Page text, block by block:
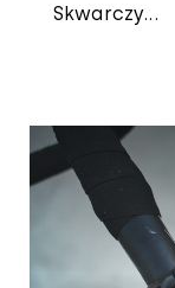
Skwarczy...